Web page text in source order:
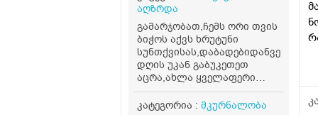
აღზრდა
გამარჯობათ,ჩემს ორი თვის
ბიჭოს აქვს ხრუტუნი
დღის უკან გაბუკეთეთ
აცრა,ახლა ყველაფერი
ნორმაშიაქ,უბრალოდ
პედიატრმა თქვა შუბლზე
კატეგორია : მკურნალობა